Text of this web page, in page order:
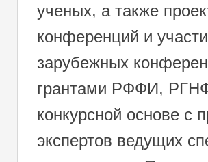
ученых, а также
конференций и
зарубежных
грантами РФФИ,
конкурсной основе с
экспертов ведущих